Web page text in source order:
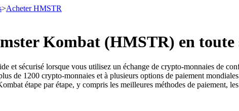
>Acheter HMSTR
Kombat (HMSTR) en toute
et sécurisé lorsque vous utilisez un échange de crypto-monnaies de
de 1200 crypto-monnaies et à plusieurs options de paiement
étape par étape, y compris les meilleures méthodes de paiement,